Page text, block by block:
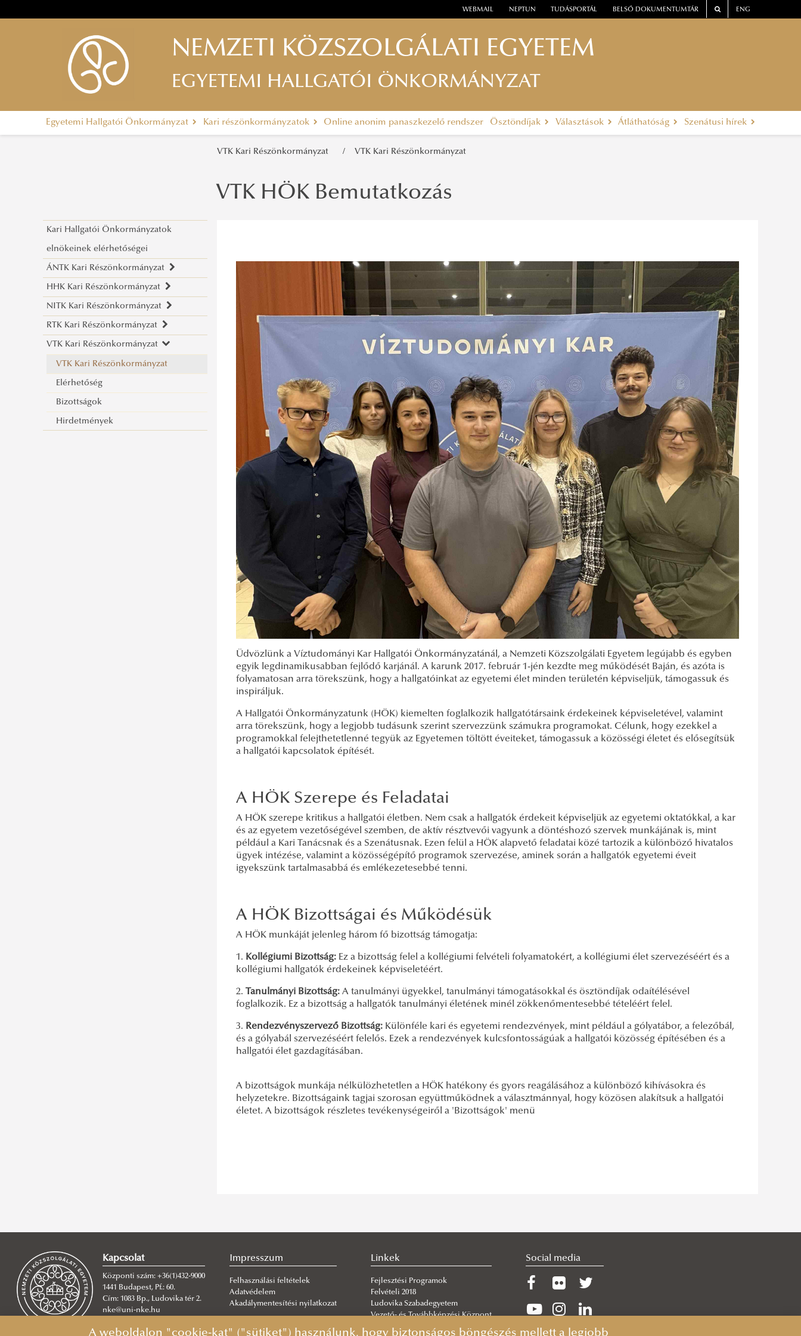
WEBMAIL NEPTUN TUDÁSPORTÁL BELSŐ DOKUMENTUMTÁR ENG
NEMZETI KÖZSZOLGÁLATI EGYETEM
EGYETEMI HALLGATÓI ÖNKORMÁNYZAT
Egyetemi Hallgatói Önkormányzat Kari részönkormányzatok Online anonim panaszkezelő rendszer Ösztöndíjak Választások Átláthatóság Szenátusi hírek
VTK Kari Részönkormányzat VTK Kari Részönkormányzat
Kari Hallgatói Önkormányzatok
elnökeinek elérhetőségei
ÁNTK Kari Részönkormányzat
Elérhetőség
ÁNTK Kari Részönkormányzat
Bizottságok
Hirdetmények
HHK Kari Részönkormányzat
HHK Kari Részönkormányzat
Bemutatkozás
Elérhetőség
Bizottságok
Hirdetmények
Kisokos
Hivatásos Kisokos
NITK Kari Részönkormányzat
Elérhetőségek
NITK Mentorfelvétel
Bizottságok
RTK Kari Részönkormányzat
RTK Kari Részönkormányzat
Elérhetőség
Pályázatok
VTK Kari Részönkormányzat
VTK Kari Részönkormányzat
Elérhetőség
Bizottságok
Hirdetmények
VTK HÖK Bemutatkozás
Üdvözlünk a Víztudományi Kar Hallgatói Önkormányzatánál, a Nemzeti Közszolgálati Egyetem legújabb és egyben
egyik legdinamikusabban fejlődő karjánál. A karunk 2017. február 1-jén kezdte meg működését Baján, és azóta is
folyamatosan arra törekszünk, hogy a hallgatóinkat az egyetemi élet minden területén képviseljük, támogassuk és
inspiráljuk.
A Hallgatói Önkormányzatunk (HÖK) kiemelten foglalkozik hallgatótársaink érdekeinek képviseletével, valamint
arra törekszünk, hogy a legjobb tudásunk szerint szervezzünk számukra programokat. Célunk, hogy ezekkel a
programokkal felejthetetlenné tegyük az Egyetemen töltött éveiteket, támogassuk a közösségi életet és elősegítsük
a hallgatói kapcsolatok építését.
A HÖK Szerepe és Feladatai
A HÖK szerepe kritikus a hallgatói életben. Nem csak a hallgatók érdekeit képviseljük az egyetemi oktatókkal, a kar
és az egyetem vezetőségével szemben, de aktív résztvevői vagyunk a döntéshozó szervek munkájának is, mint
például a Kari Tanácsnak és a Szenátusnak. Ezen felül a HÖK alapvető feladatai közé tartozik a különböző hivatalos
ügyek intézése, valamint a közösségépítő programok szervezése, aminek során a hallgatók egyetemi éveit
igyekszünk tartalmasabbá és emlékezetesebbé tenni.
A HÖK Bizottságai és Működésük
A HÖK munkáját jelenleg három fő bizottság támogatja:
1. Kollégiumi Bizottság: Ez a bizottság felel a kollégiumi felvételi folyamatokért, a kollégiumi élet szervezéséért és a
kollégiumi hallgatók érdekeinek képviseletéért.
2. Tanulmányi Bizottság: A tanulmányi ügyekkel, tanulmányi támogatásokkal és ösztöndíjak odaítélésével
foglalkozik. Ez a bizottság a hallgatók tanulmányi életének minél zökkenőmentesebbé tételéért felel.
3. Rendezvényszervező Bizottság: Különféle kari és egyetemi rendezvények, mint például a gólyatábor, a felezőbál,
és a gólyabál szervezéséért felelős. Ezek a rendezvények kulcsfontosságúak a hallgatói közösség építésében és a
hallgatói élet gazdagításában.
A bizottságok munkája nélkülözhetetlen a HÖK hatékony és gyors reagálásához a különböző kihívásokra és
helyzetekre. Bizottságaink tagjai szorosan együttműködnek a választmánnyal, hogy közösen alakítsuk a hallgatói
életet. A bizottságok részletes tevékenységeiről a 'Bizottságok' menü
Kapcsolat
Központi szám: +36(1)432-9000
1441 Budapest, Pf.: 60.
Cím: 1083 Bp., Ludovika tér 2.
nke@uni-nke.hu
Impresszum
Felhasználási feltételek
Adatvédelem
Akadálymentesítési nyilatkozat
Linkek
Fejlesztési Programok
Felvételi 2018
Ludovika Szabadegyetem
Vezető- és Továbbképzési Központ
Social media
A weboldalon "cookie-kat" ("sütiket") használunk, hogy biztonságos böngészés mellett a legjobb